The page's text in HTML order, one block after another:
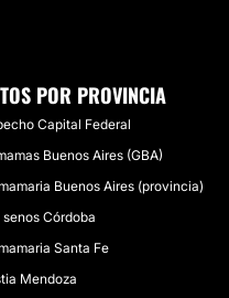
POR PROVINCIA
Capital Federal
Buenos Aires (GBA)
Buenos Aires (provincia)
Córdoba
Santa Fe
Mendoza